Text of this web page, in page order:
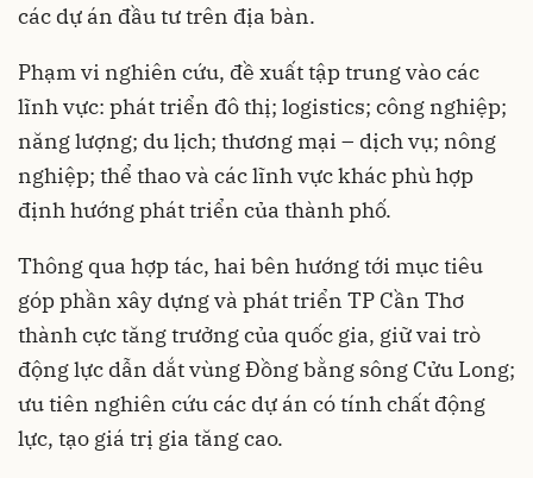
các dự án đầu tư trên địa bàn.
Phạm vi nghiên cứu, đề xuất tập trung vào các
lĩnh vực: phát triển đô thị; logistics; công nghiệp;
năng lượng; du lịch; thương mại – dịch vụ; nông
nghiệp; thể thao và các lĩnh vực khác phù hợp
định hướng phát triển của thành phố.
Thông qua hợp tác, hai bên hướng tới mục tiêu
góp phần xây dựng và phát triển TP Cần Thơ
thành cực tăng trưởng của quốc gia, giữ vai trò
động lực dẫn dắt vùng Đồng bằng sông Cửu Long;
ưu tiên nghiên cứu các dự án có tính chất động
lực, tạo giá trị gia tăng cao.